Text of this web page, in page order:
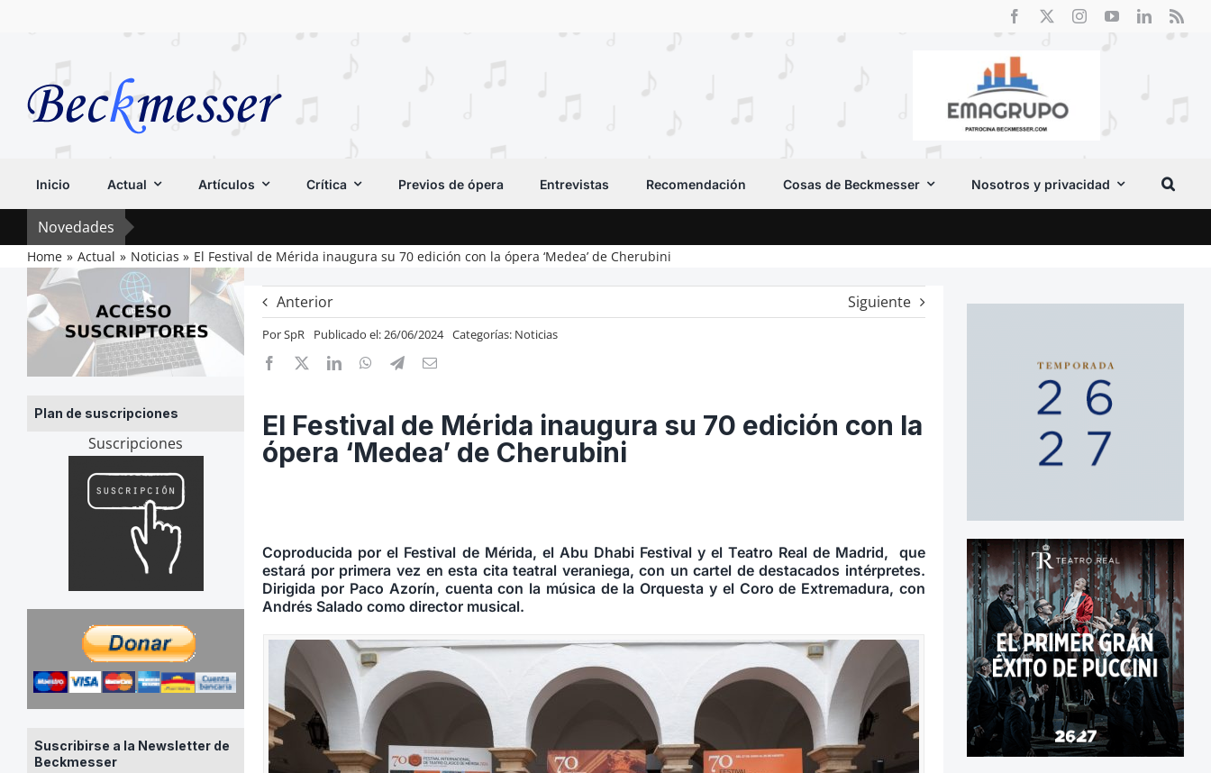
Inicio Actual Artículos Crítica Previos de ópera Entrevistas Recomendación Cosas de Beckmesser Nosotros y privacidad
Novedades
Home Actual Noticias El Festival de Mérida inaugura su 70 edición con la ópera ‘Medea’ de Cherubini
Plan de suscripciones
Suscripciones
Suscribirse a la Newsletter de
Beckmesser
Anterior Siguiente
PorSpR Publicado el: 26/06/2024 Categorías: Noticias
El Festival de Mérida inaugura su 70 edición con la
ópera ‘Medea’ de Cherubini
Coproducida por el Festival de Mérida, el Abu Dhabi Festival y el Teatro Real de Madrid, que
estará por primera vez en esta cita teatral veraniega, con un cartel de destacados intérpretes.
Dirigida por Paco Azorín, cuenta con la música de la Orquesta y el Coro de Extremadura, con
Andrés Salado como director musical.